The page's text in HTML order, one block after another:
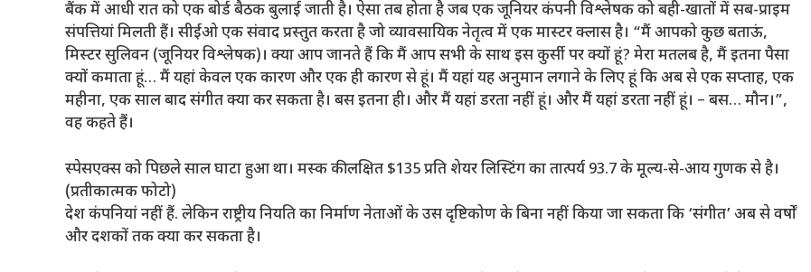
बैंक में आधी रात को एक बोर्ड बैठक बुलाई जाती है। ऐसा तब होता है जब एक जूनियर कंपनी विश्लेषक को बही-खातों में सब-प्राइम
संपत्तियां मिलती हैं। सीईओ एक संवाद प्रस्तुत करता है जो व्यावसायिक नेतृत्व में एक मास्टर क्लास है। “मैं आपको कुछ बताऊं,
मिस्टर सुलिवन (जूनियर विश्लेषक)। क्या आप जानते हैं कि मैं आप सभी के साथ इस कुर्सी पर क्यों हूं? मेरा मतलब है, मैं इतना पैसा
क्यों कमाता हूं… मैं यहां केवल एक कारण और एक ही कारण से हूं। मैं यहां यह अनुमान लगाने के लिए हूं कि अब से एक सप्ताह, एक
महीना, एक साल बाद संगीत क्या कर सकता है। बस इतना ही। और मैं यहां डरता नहीं हूं। और मैं यहां डरता नहीं हूं। – बस… मौन।”,
वह कहते हैं।
स्पेसएक्स को पिछले साल घाटा हुआ था। मस्क की लक्षित $135 प्रति शेयर लिस्टिंग का तात्पर्य 93.7 के मूल्य-से-आय गुणक से है।
(प्रतीकात्मक फोटो)
देश कंपनियां नहीं हैं. लेकिन राष्ट्रीय नियति का निर्माण नेताओं के उस दृष्टिकोण के बिना नहीं किया जा सकता कि ‘संगीत’ अब से वर्षों
और दशकों तक क्या कर सकता है।